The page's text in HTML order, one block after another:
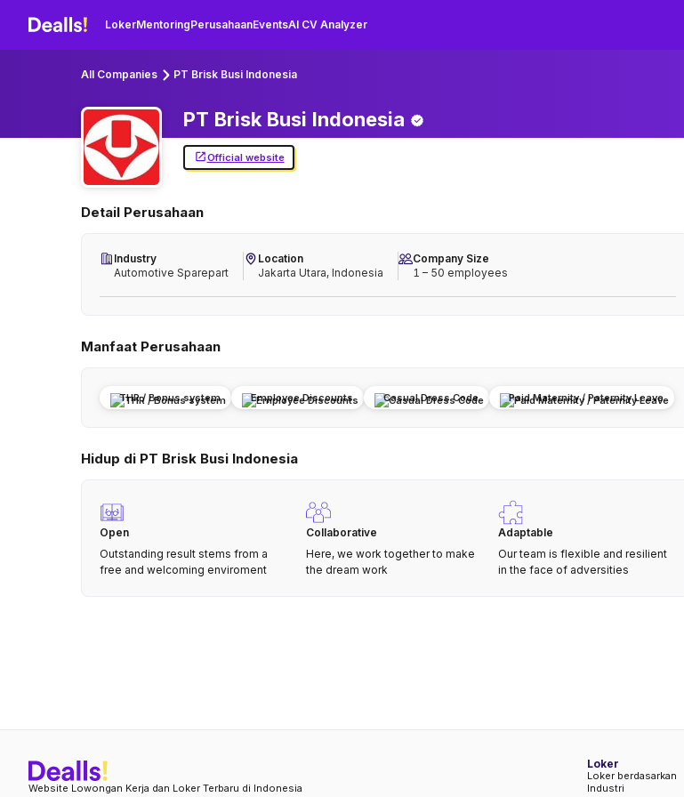
LokerMentoringPerusahaanEventsAI CV Analyzer
All Companies PT Brisk Busi Indonesia
PT Brisk Busi Indonesia
Official website
Detail Perusahaan
Industry
Automotive Sparepart
Location
Jakarta Utara, Indonesia
Company Size
1 – 50 employees
Manfaat Perusahaan
THR / Bonus system Employee Discounts Casual Dress Code Paid Maternity / Paternity Leave
Hidup di PT Brisk Busi Indonesia
Open
Outstanding result stems from a
free and welcoming enviroment
Collaborative
Here, we work together to make
the dream work
Adaptable
Our team is flexible and resilient
in the face of adversities
Website Lowongan Kerja dan Loker Terbaru di Indonesia
Loker
Loker berdasarkan
Industri